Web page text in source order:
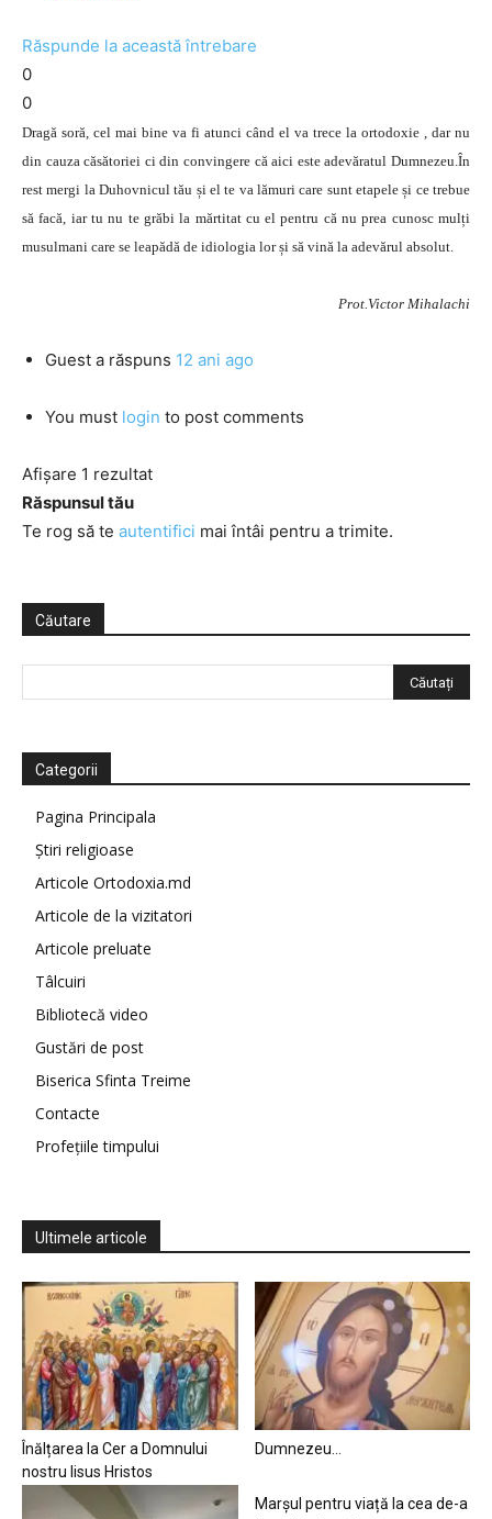
Răspunde la această întrebare
0
0
Dragă soră, cel mai bine va fi atunci când el va trece la ortodoxie , dar nu
din cauza căsătoriei ci din convingere că aici este adevăratul Dumnezeu.În
rest mergi la Duhovnicul tău și el te va lămuri care sunt etapele și ce trebue
să facă, iar tu nu te grăbi la mărtitat cu el pentru că nu prea cunosc mulți
musulmani care se leapădă de idiologia lor și să vină la adevărul absolut.
Prot.Victor Mihalachi
Guest a răspuns 12 ani ago
You must login to post comments
Afișare 1 rezultat
Răspunsul tău
Te rog să te autentifici mai întâi pentru a trimite.
Căutare
Categorii
Pagina Principala
Știri religioase
Articole Ortodoxia.md
Articole de la vizitatori
Articole preluate
Tâlcuiri
Bibliotecă video
Gustări de post
Biserica Sfinta Treime
Contacte
Profețiile timpului
Ultimele articole
Înălțarea la Cer a Domnului
nostru Iisus Hristos
Dumnezeu…
Marșul pentru viață la cea de-a